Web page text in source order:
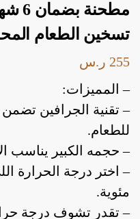
تسخين الطعام
255 ر.س
– المميزات:
– تقنية الجرافين
للطعام.
– حجمه الكبير يناسب
مئوية.
– تقدر تشوف درجة